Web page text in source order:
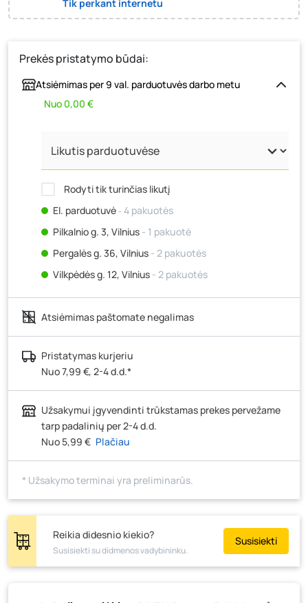
Tik perkant internetu
Prekės pristatymo būdai:
Atsiėmimas per 9 val. parduotuvės darbo metu
Nuo 0,00 €
Rodyti tik turinčias likutį
El. parduotuvė‐ 4 pakuotės
Pilkalnio g. 3, Vilnius - 1 pakuotė
Pergalės g. 36, Vilnius - 2 pakuotės
Vilkpėdės g. 12, Vilnius - 2 pakuotės
Ateities g. 15, Vilnius- 2 pakuotės
Kauno r., Narsiečių k., Vytauto g. 183, Kaunas
pakuotė
Šilutės pl. 83A, Klaipėda
Pramonės g. 7, Šiauliai
Santaikos g. 26B, Alytus - 0 pakuočių
J. Basanavičiaus g. 6, Utena
Novočėbės k. 3, Kėdainiai- 4 pakuotės
Kauno g. 160, Marijampolė- 2 pakuotės
Skuodo g. 41, Mažeikiai- 3 pakuotės
Žemaičių g. 2, Raseiniai- 0 pakuočių
Pramonės g. 6E, Šilutė- 0 pakuočių
Atsiėmimas paštomate negalimas
Pristatymas kurjeriu
Nuo 7,99 €, 2-4 d.d.*
Užsakymui įgyvendinti trūkstamas prekes pervežame
tarp padalinių per 2-4 d.d.
Nuo 5,99 € Plačiau
* Užsakymo terminai yra preliminarūs.
Reikia didesnio kiekio?
Susisiekti su didmenos vadybininku.
Susisiekti